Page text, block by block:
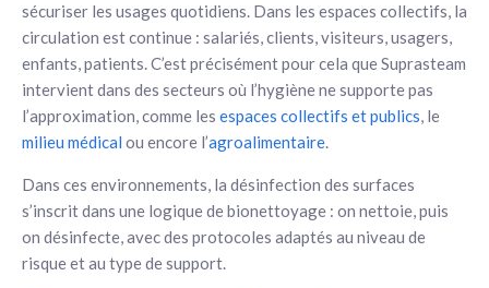
sécuriser les usages quotidiens. Dans les espaces collectifs, la
circulation est continue : salariés, clients, visiteurs, usagers,
enfants, patients. C’est précisément pour cela que Suprasteam
intervient dans des secteurs où l’hygiène ne supporte pas
l’approximation, comme les espaces collectifs et publics, le
milieu médical ou encore l’agroalimentaire.
Dans ces environnements, la désinfection des surfaces
s’inscrit dans une logique de bionettoyage : on nettoie, puis
on désinfecte, avec des protocoles adaptés au niveau de
risque et au type de support.